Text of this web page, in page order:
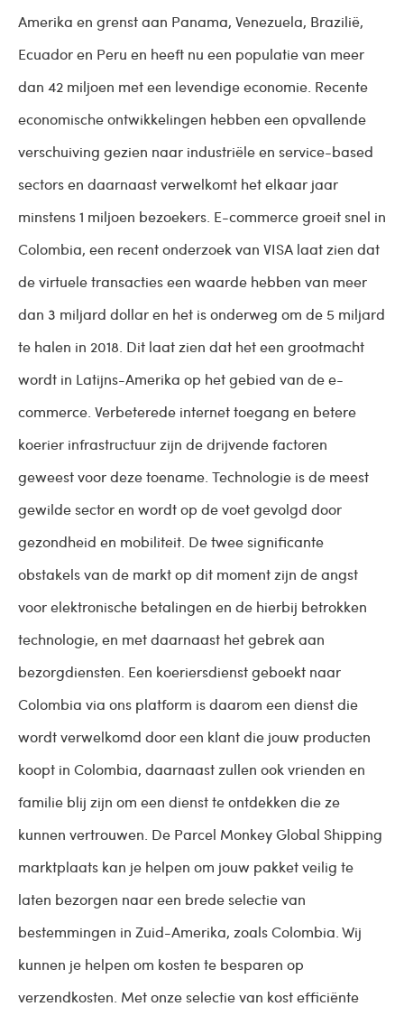
Amerika en grenst aan Panama, Venezuela, Brazilië,
Ecuador en Peru en heeft nu een populatie van meer
dan 42 miljoen met een levendige economie. Recente
economische ontwikkelingen hebben een opvallende
verschuiving gezien naar industriële en service-based
sectors en daarnaast verwelkomt het elkaar jaar
minstens 1 miljoen bezoekers. E-commerce groeit snel in
Colombia, een recent onderzoek van VISA laat zien dat
de virtuele transacties een waarde hebben van meer
dan 3 miljard dollar en het is onderweg om de 5 miljard
te halen in 2018. Dit laat zien dat het een grootmacht
wordt in Latijns-Amerika op het gebied van de e-
commerce. Verbeterede internet toegang en betere
koerier infrastructuur zijn de drijvende factoren
geweest voor deze toename. Technologie is de meest
gewilde sector en wordt op de voet gevolgd door
gezondheid en mobiliteit. De twee significante
obstakels van de markt op dit moment zijn de angst
voor elektronische betalingen en de hierbij betrokken
technologie, en met daarnaast het gebrek aan
bezorgdiensten. Een koeriersdienst geboekt naar
Colombia via ons platform is daarom een dienst die
wordt verwelkomd door een klant die jouw producten
koopt in Colombia, daarnaast zullen ook vrienden en
familie blij zijn om een dienst te ontdekken die ze
kunnen vertrouwen. De Parcel Monkey Global Shipping
marktplaats kan je helpen om jouw pakket veilig te
laten bezorgen naar een brede selectie van
bestemmingen in Zuid-Amerika, zoals Colombia. Wij
kunnen je helpen om kosten te besparen op
verzendkosten. Met onze selectie van kost efficiënte